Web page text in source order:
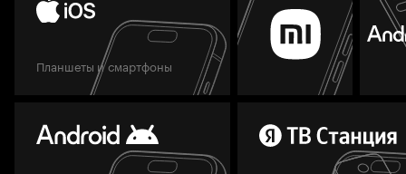
Планшеты и смартфоны